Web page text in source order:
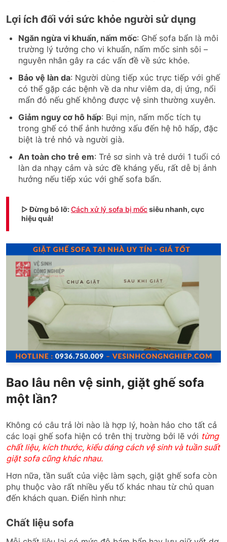
Lợi ích đối với sức khỏe người sử dụng
Ngăn ngừa vi khuẩn, nấm mốc: Ghế sofa bẩn là môi
trường lý tưởng cho vi khuẩn, nấm mốc sinh sôi –
nguyên nhân gây ra các vấn đề về sức khỏe.
Bảo vệ làn da: Người dùng tiếp xúc trực tiếp với ghế
có thể gặp các bệnh về da như viêm da, dị ứng, nổi
mẩn đỏ nếu ghế không được vệ sinh thường xuyên.
Giảm nguy cơ hô hấp: Bụi mịn, nấm mốc tích tụ
trong ghế có thể ảnh hưởng xấu đến hệ hô hấp, đặc
biệt là trẻ nhỏ và người già.
An toàn cho trẻ em: Trẻ sơ sinh và trẻ dưới 1 tuổi có
làn da nhạy cảm và sức đề kháng yếu, rất dễ bị ảnh
hưởng nếu tiếp xúc với ghế sofa bẩn.
▷ Đừng bỏ lỡ:Cách xử lý sofa bị mốcsiêu nhanh, cực
hiệu quả!
Bao lâu nên vệ sinh, giặt ghế sofa
một lần?
Không có câu trả lời nào là hợp lý, hoàn hảo cho tất cả
các loại ghế sofa hiện có trên thị trường bởi lẽ với từng
chất liệu, kích thước, kiểu dáng cách vệ sinh và tuần suất
giặt sofa cũng khác nhau.
Hơn nữa, tần suất của việc làm sạch, giặt ghế sofa còn
phụ thuộc vào rất nhiều yếu tố khác nhau từ chủ quan
đến khách quan. Điển hình như:
Chất liệu sofa